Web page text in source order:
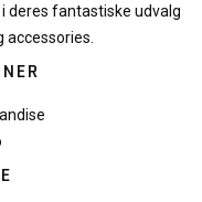
deres fantastiske udvalg